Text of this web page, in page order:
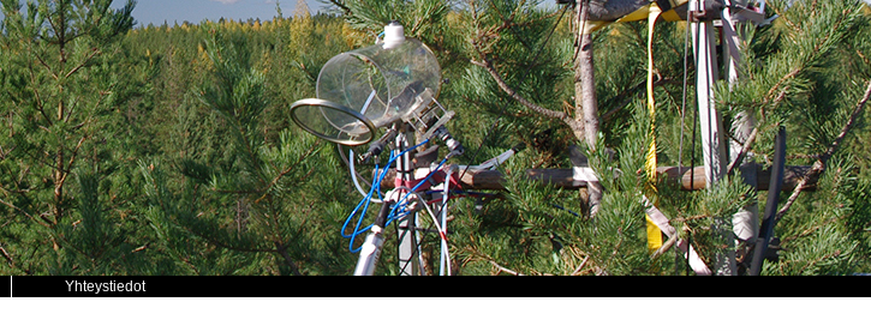
Yhteystiedot